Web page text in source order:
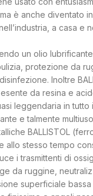
è anche diventato
a casa e
un olio
protezione da
Inoltre
da resina e
leggendaria in tutto
e talmente
BALLISTOL
allo stesso tempo
i trasmittenti di
da ruggine,
superficiale